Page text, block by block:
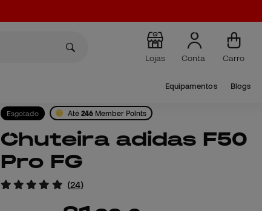
Lojas Conta Carro
Equipamentos Blogs
Esgotado Até 246 Member Points
Chuteira adidas F50
Pro FG
(24)